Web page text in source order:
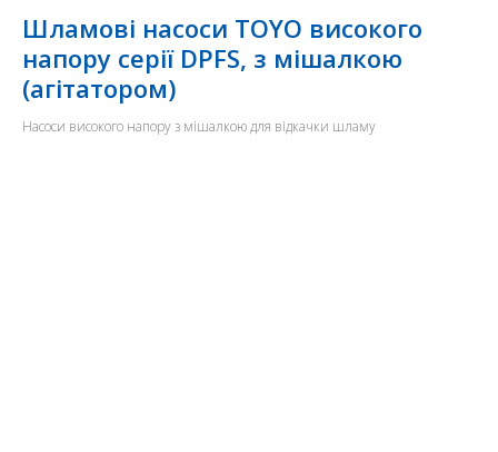
Шламові насоси TOYO високого
напору серії DPFS, з мішалкою
(агітатором)
Насоси високого напору з мішалкою для відкачки шламу